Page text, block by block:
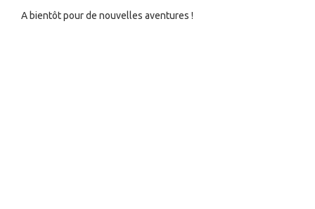
A bientôt pour de nouvelles aventures !